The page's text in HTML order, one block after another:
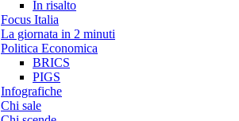
In risalto
Focus Italia
La giornata in 2 minuti
Politica Economica
BRICS
PIGS
Infografiche
Chi sale